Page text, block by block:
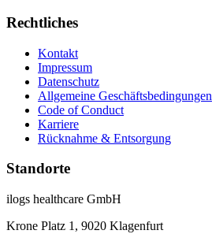
Rechtliches
Kontakt
Impressum
Datenschutz
Allgemeine Geschäftsbedingungen
Code of Conduct
Karriere
Rücknahme & Entsorgung
Standorte
ilogs healthcare GmbH
Krone Platz 1, 9020 Klagenfurt